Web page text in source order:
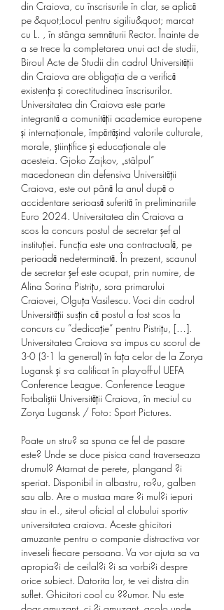
din Craiova, cu înscrisurile în clar, se aplică
pe &quot;Locul pentru sigiliu&quot; marcat
cu L. , în stânga semnăturii Rector. Înainte de
a se trece la completarea unui act de studii,
Biroul Acte de Studii din cadrul Universității
din Craiova are obligația de a verifică
existenţa şi corectitudinea înscrisurilor.
Universitatea din Craiova este parte
integrantă a comunităţii academice europene
și internaționale, împărtăşind valorile culturale,
morale, ştiinţifice şi educaţionale ale
acesteia. Gjoko Zajkov, „stâlpul”
macedonean din defensiva Universității
Craiova, este out până la anul după o
accidentare serioasă suferită în preliminariile
Euro 2024. Universitatea din Craiova a
scos la concurs postul de secretar șef al
instituției. Funcția este una contractuală, pe
perioadă nedeterminată. În prezent, scaunul
de secretar șef este ocupat, prin numire, de
Alina Sorina Pistrițu, sora primarului
Craiovei, Olguța Vasilescu. Voci din cadrul
Universității susțin că postul a fost scos la
concurs cu ”dedicație” pentru Pistrițu, […].
Universitatea Craiova s-a impus cu scorul de
3-0 (3-1 la general) în fața celor de la Zorya
Lugansk și s-a calificat în play-off-ul UEFA
Conference League. Conference League
Fotbaliștii Universității Craiova, în meciul cu
Zorya Lugansk / Foto: Sport Pictures.
Poate un stru? sa spuna ce fel de pasare
este? Unde se duce pisica cand traverseaza
drumul? Atarnat de perete, plangand ?i
speriat. Disponibil in albastru, ro?u, galben
sau alb. Are o mustaa mare ?i mul?i iepuri
stau in el., site-ul oficial al clubului sportiv
universitatea craiova. Aceste ghicitori
amuzante pentru o companie distractiva vor
inveseli fiecare persoana. Va vor ajuta sa va
apropia?i de ceilal?i ?i sa vorbi?i despre
orice subiect. Datorita lor, te vei distra din
suflet. Ghicitori cool cu ??umor. Nu este